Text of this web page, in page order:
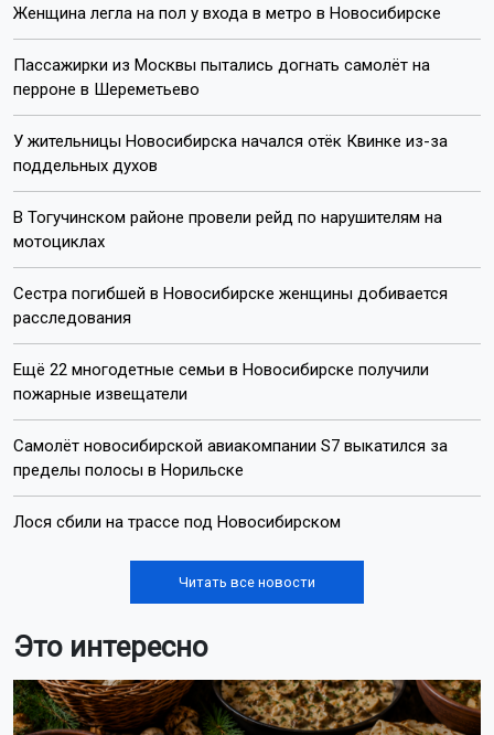
Женщина легла на пол у входа в метро в Новосибирске
Пассажирки из Москвы пытались догнать самолёт на
перроне в Шереметьево
У жительницы Новосибирска начался отёк Квинке из-за
поддельных духов
В Тогучинском районе провели рейд по нарушителям на
мотоциклах
Сестра погибшей в Новосибирске женщины добивается
расследования
Ещё 22 многодетные семьи в Новосибирске получили
пожарные извещатели
Самолёт новосибирской авиакомпании S7 выкатился за
пределы полосы в Норильске
Лося сбили на трассе под Новосибирском
Читать все новости
Это интересно